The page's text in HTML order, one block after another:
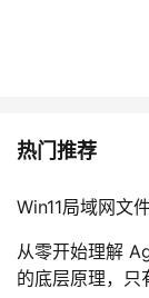
热门推荐
Win11局域网文
从零开始理解
的底层原理，只